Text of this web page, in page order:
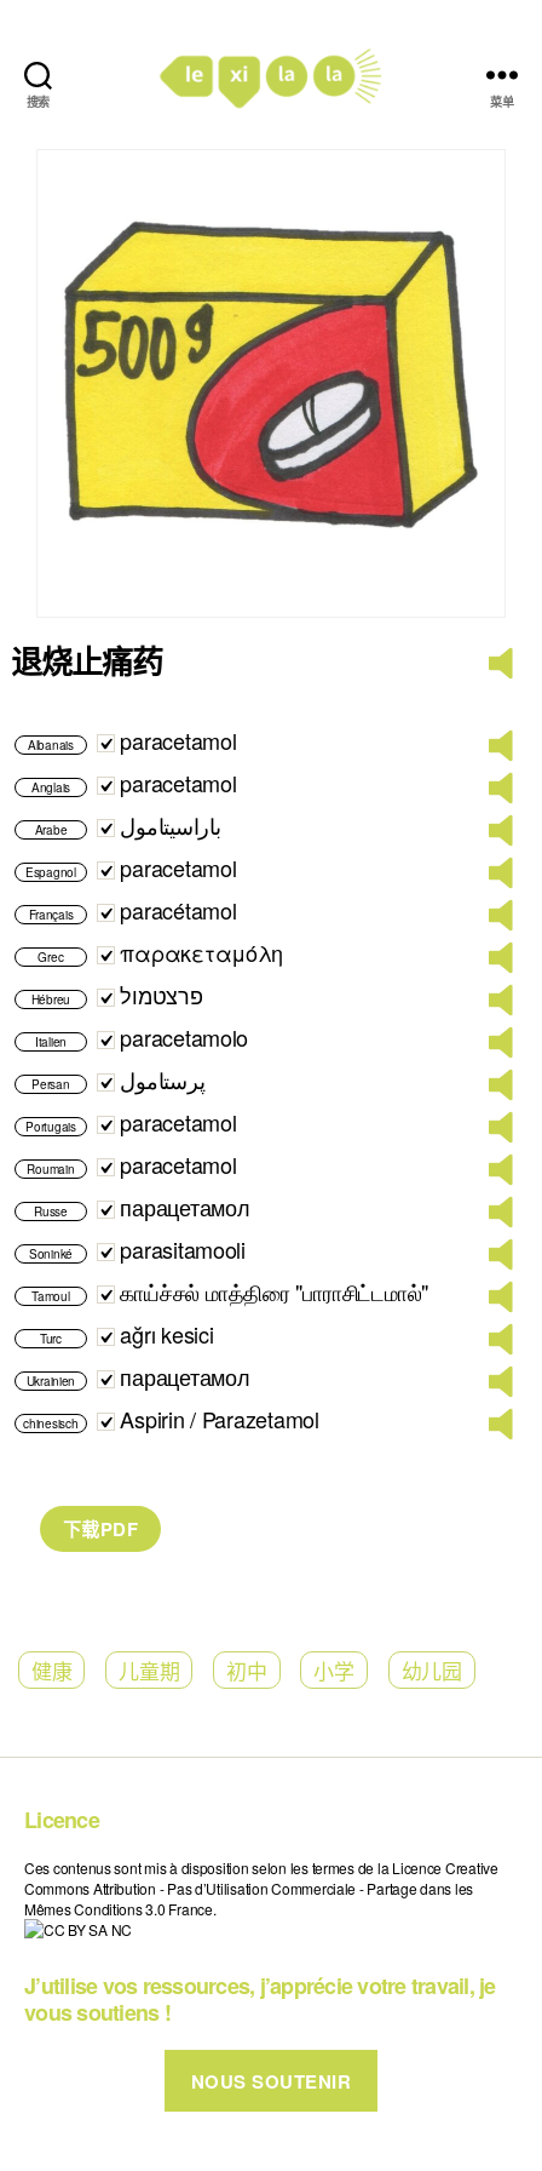
搜索 菜单
退烧止痛药
Albanais paracetamol
Anglais paracetamol
Arabe باراسيتامول
Espagnol paracetamol
Français paracétamol
Grec παρακεταμόλη
Hébreu פרצטמול
Italien paracetamolo
Persan پرستامول
Portugais paracetamol
Roumain paracetamol
Russe парацетамол
Soninké parasitamooli
Tamoul காய்ச்சல் மாத்திரை "பாராசிட்டமால்"
Turc ağrı kesici
Ukrainien парацетамол
chinesisch Aspirin / Parazetamol
健康 儿童期 初中 小学 幼儿园
Licence
Ces contenus sont mis à disposition selon les termes de la Licence Creative
Commons Attribution - Pas d’Utilisation Commerciale - Partage dans les
Mêmes Conditions 3.0 France.
J’utilise vos ressources, j’apprécie votre travail, je
vous soutiens !
NOUS SOUTENIR